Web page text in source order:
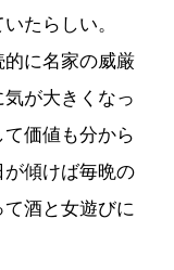
たらしい。
に名家の威厳
が大きくなっ
価値も分から
傾けば毎晩の
酒と女遊びに